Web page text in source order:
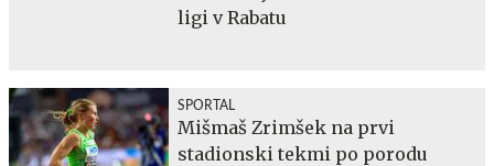
ligi v Rabatu
SPORTAL
Mišmaš Zrimšek na prvi
stadionski tekmi po porodu